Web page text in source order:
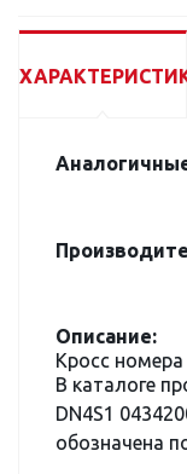
Описание:
Кросс
В каталоге
DN4S1
обозначена